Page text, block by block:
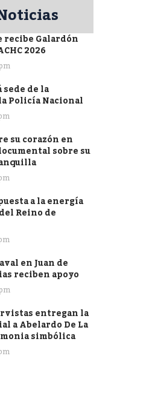
recibe Galardón
2026
de la
Policía Nacional
su corazón en
sobre su
a la energía
Reino de
en Juan de
reciben apoyo
entregan la
a Abelardo De La
simbólica